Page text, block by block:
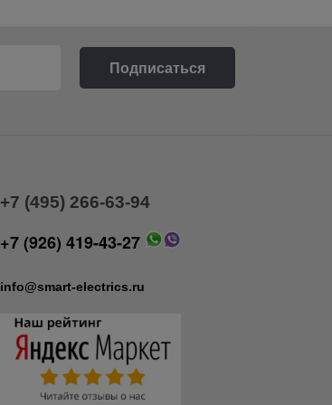
+7 (495) 266-63-94
+7 (926) 419-43-27
info@smart-electrics.ru